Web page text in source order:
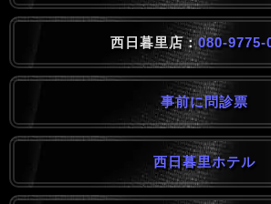
西日暮里店：080-9775-
事前に問診票
西日暮里ホテル